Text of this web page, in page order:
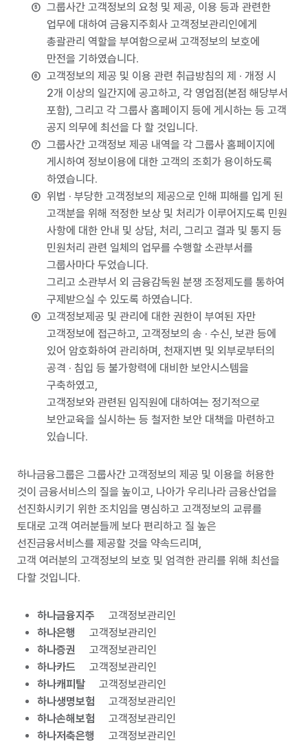
그룹사간 고객정보의 요청 및 제공, 이용 등과 관련한
업무에 대하여 금융지주회사 고객정보관리인에게
총괄관리 역할을 부여함으로써 고객정보의 보호에
만전을 기하였습니다.
고객정보의 제공 및 이용 관련 취급방침의 제 · 개정 시
2개 이상의 일간지에 공고하고, 각 영업점(본점 해당부서
포함), 그리고 각 그룹사 홈페이지 등에 게시하는 등 고객
공지 의무에 최선을 다 할 것입니다.
그룹사간 고객정보 제공 내역을 각 그룹사 홈페이지에
게시하여 정보이용에 대한 고객의 조회가 용이하도록
하였습니다.
위법 · 부당한 고객정보의 제공으로 인해 피해를 입게 된
고객분을 위해 적정한 보상 및 처리가 이루어지도록 민원
사항에 대한 안내 및 상담, 처리, 그리고 결과 및 통지 등
민원처리 관련 일체의 업무를 수행할 소관부서를
그룹사마다 두었습니다.
그리고 소관부서 외 금융감독원 분쟁 조정제도를 통하여
구제받으실 수 있도록 하였습니다.
고객정보제공 및 관리에 대한 권한이 부여된 자만
고객정보에 접근하고, 고객정보의 송 · 수신, 보관 등에
있어 암호화하여 관리하며, 천재지변 및 외부로부터의
공격 · 침입 등 불가항력에 대비한 보안시스템을
구축하였고,
고객정보와 관련된 임직원에 대하여는 정기적으로
보안교육을 실시하는 등 철저한 보안 대책을 마련하고
있습니다.
하나금융그룹은 그룹사간 고객정보의 제공 및 이용을 허용한
것이 금융서비스의 질을 높이고, 나아가 우리나라 금융산업을
선진화시키기 위한 조치임을 명심하고 고객정보의 교류를
토대로 고객 여러분들께 보다 편리하고 질 높은
선진금융서비스를 제공할 것을 약속드리며,
고객 여러분의 고객정보의 보호 및 엄격한 관리를 위해 최선을
다할 것입니다.
하나금융지주
고객정보관리인
하나은행
고객정보관리인
하나증권
고객정보관리인
하나카드
고객정보관리인
하나캐피탈
고객정보관리인
하나생명보험
고객정보관리인
하나손해보험
고객정보관리인
하나저축은행
고객정보관리인